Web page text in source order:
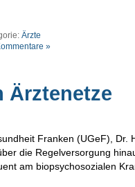
Ärzte
»
Ärztenetze
Franken (UGeF), Dr.
die Regelversorgung
am biopsychosozialen